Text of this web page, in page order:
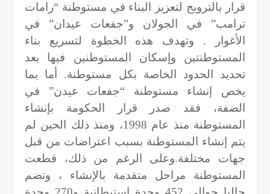
قرار بالترويج لتعزيز البناء في مستوطنة “رامات
ترامب” في الجولان و”جفعات عيدان” في
الأغوار . وتهدف هذه الخطوة لتسريع بناء
المستوطنتين وإسكان المستوطنين فيها بعد
تحديد الحدود الخاصة بكل مستوطنة. أما بما
يخص إنشاء مستوطنة “جفعات عيدن” في
الضفة، فقد صدر قرار الحكومة بإنشاء
المستوطنة منذ عام 1998، ومنذ ذلك الحين لم
يتم إنشاء المستوطنة بسبب اعتراضات من قبل
جهات مختلفة.وعلى الرغم من ذلك، قطعت
المستوطنة مراحل متقدمة بالإنشاء ، وتضم